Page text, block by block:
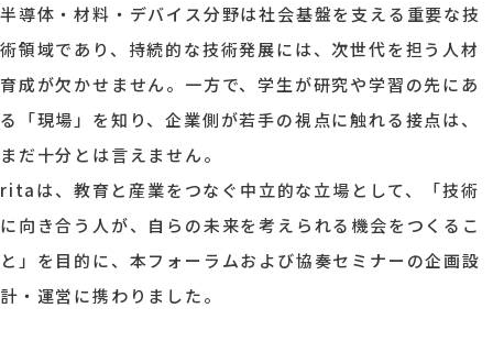
半導体・材料・デバイス分野は社会基盤を支える重要な技
術領域であり、持続的な技術発展には、次世代を担う人材
育成が欠かせません。一方で、学生が研究や学習の先にあ
る「現場」を知り、企業側が若手の視点に触れる接点は、
まだ十分とは言えません。
ritaは、教育と産業をつなぐ中立的な立場として、「技術
に向き合う人が、自らの未来を考えられる機会をつくるこ
と」を目的に、本フォーラムおよび協奏セミナーの企画設
計・運営に携わりました。